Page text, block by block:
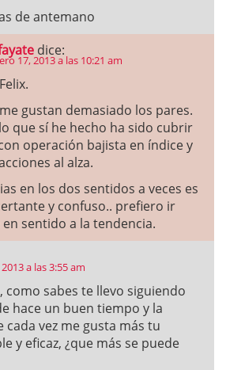
de antemano
dice:
17, 2013 a las 10:21 am
gustan demasiado los pares.
que sí he hecho ha sido cubrir
operación bajista en índice y
al alza.
en los dos sentidos a veces es
y confuso.. prefiero ir
sentido a la tendencia.
a las 3:55 am
como sabes te llevo siguiendo
hace un buen tiempo y la
cada vez me gusta más tu
y eficaz, ¿que más se puede